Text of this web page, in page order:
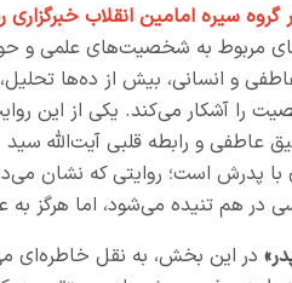
گروه سیره امامین انقلاب خبرگزاری
مربوط به شخصیت‌های علمی و
و انسانی، بیش از ده‌ها تحلیل،
را آشکار می‌کند. یکی از این
عاطفی و رابطه قلبی آیت‌الله سید
با پدرش است؛ روایتی که نشان
در هم تنیده می‌شود، اما هرگز
در این بخش، به نقل خاطره‌ای